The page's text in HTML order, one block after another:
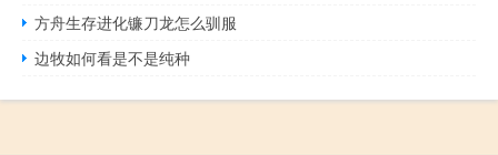
方舟生存进化镰刀龙怎么驯服
边牧如何看是不是纯种